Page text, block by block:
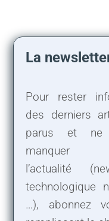
La
Pour rester
des derniers
parus et ne
manquer
l’actualité
technologique
…), abonnez